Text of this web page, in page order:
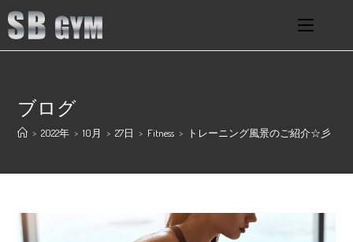
ブログ
> 2022年 > 10月 > 27日 > Fitness > トレーニング風景のご紹介☆彡